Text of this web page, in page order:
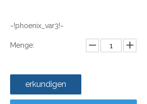
~!phoenix_var3!~
Menge:
erkundigen